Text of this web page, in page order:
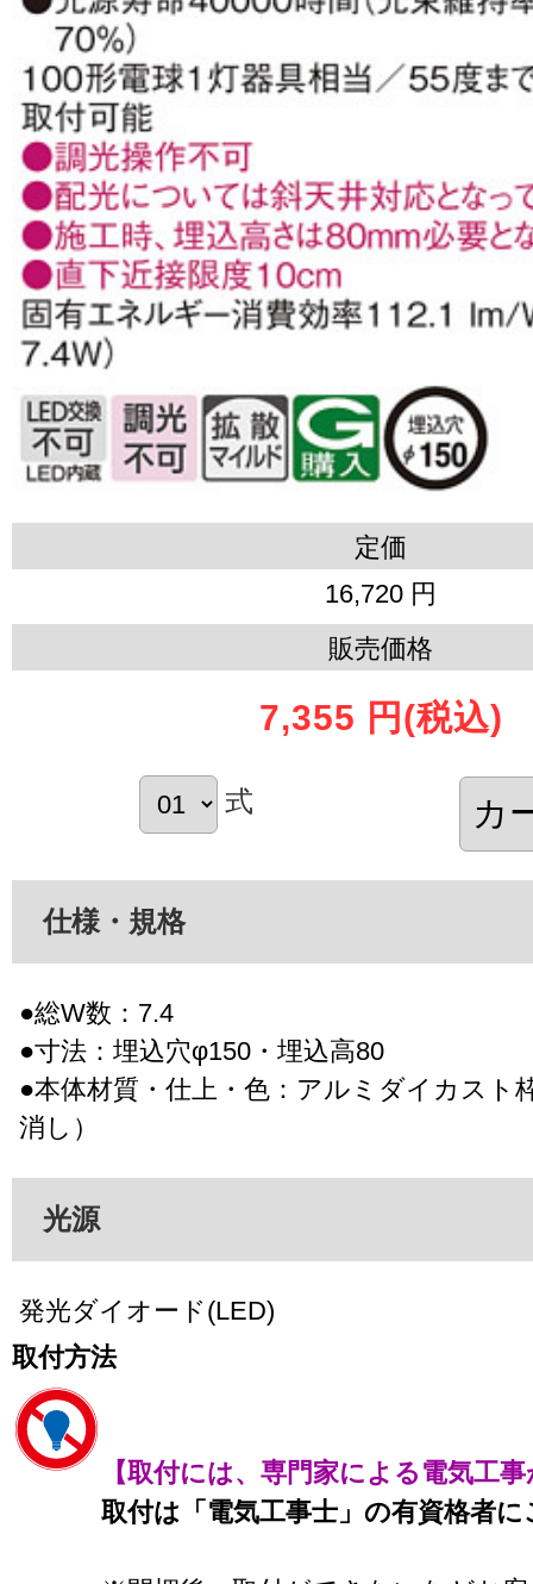
定価
16,720 円
販売価格
7,355 円 (税込)
式
仕様・規格
●総W数：7.4
●寸法：埋込穴φ150・埋込高80
●本体材質・仕上・色：アルミダイカスト
消し）
光源
発光ダイオード(LED)
取付方法
【取付には、専門家による電気工
取付は「電気工事士」の有資格者